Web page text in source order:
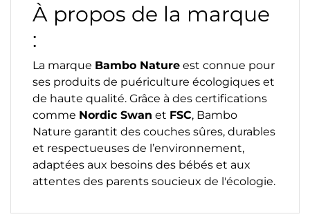
À propos de la marque
:
La marque Bambo Nature est connue pour
ses produits de puériculture écologiques et
de haute qualité. Grâce à des certifications
comme Nordic Swan et FSC, Bambo
Nature garantit des couches sûres, durables
et respectueuses de l’environnement,
adaptées aux besoins des bébés et aux
attentes des parents soucieux de l'écologie.